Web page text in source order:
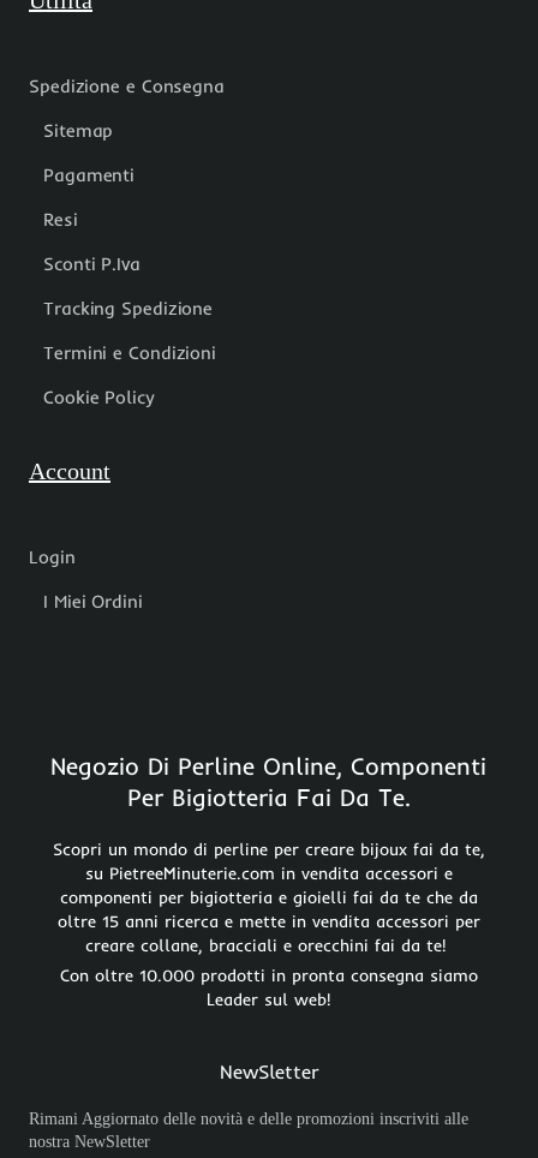
Spedizione e Consegna
Sitemap
Pagamenti
Resi
Sconti P.Iva
Tracking Spedizione
Termini e Condizioni
Cookie Policy
Account
Login
I Miei Ordini
Negozio Di Perline Online, Componenti
Per Bigiotteria Fai Da Te.
Scopri un mondo di perline per creare bijoux fai da te,
su PietreeMinuterie.com in vendita accessori e
componenti per bigiotteria e gioielli fai da te che da
oltre 15 anni ricerca e mette in vendita accessori per
creare collane, bracciali e orecchini fai da te!
Con oltre 10.000 prodotti in pronta consegna siamo
Leader sul web!
NewSletter
Rimani Aggiornato delle novità e delle promozioni inscriviti alle
nostra NewSletter